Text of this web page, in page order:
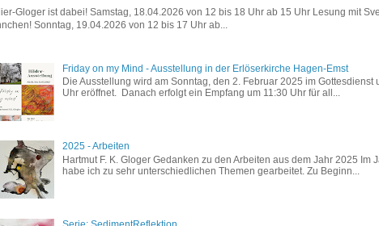
Gloger ist dabei! Samstag, 18.04.2026 von 12 bis 18 Uhr ab 15 Uhr Lesung mit
Sonntag, 19.04.2026 von 12 bis 17 Uhr ab...
Friday on my Mind - Ausstellung in der Erlöserkirche Hagen-Emst
Die Ausstellung wird am Sonntag, den 2. Februar 2025 im Gottesdienst
Uhr eröffnet. Danach erfolgt ein Empfang um 11:30 Uhr für all...
2025 - Arbeiten
Hartmut F. K. Gloger Gedanken zu den Arbeiten aus dem Jahr 2025 Im
habe ich zu sehr unterschiedlichen Themen gearbeitet. Zu Beginn...